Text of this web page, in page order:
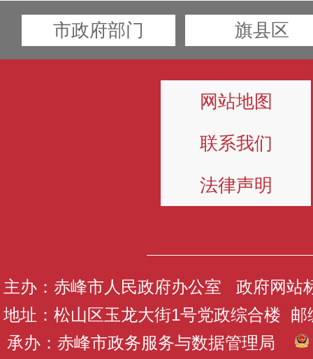
市政府部门 旗县区
网站地图
联系我们
法律声明
主办：赤峰市人民政府办公室 政府网站
地址：松山区玉龙大街1号党政综合楼 邮
承办：赤峰市政务服务与数据管理局